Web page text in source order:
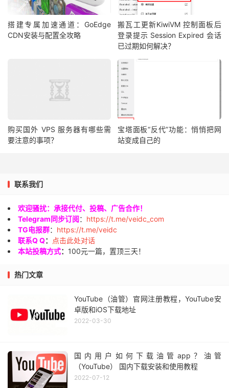
搭建专属加速通道：GoEdge
CDN安装与配置全攻略
搬瓦工更新KiwiVM 控制面板后
登录提示 Session Expired 会话
已过期如何解决？
购买国外 VPS 服务器有哪些需
要注意的事项？
宝塔面板“反代”功能：悄悄把网
站变成自己的
联系我们
欢迎骚扰：承接代付、投稿、广告合作！
Telegram同步订阅： https://t.me/veidc_com
TG电报群： https://t.me/veidc
联系Q Q：
点击此处对话
本站投稿方式： 100元一篇，置顶三天！
热门文章
YouTube（油管）官网注册教程，YouTube安
卓版和iOS下载地址
2022-03-30
国内用户如何下载油管app？油管
（YouTube） 国内下载安装和使用教程
2022-07-12